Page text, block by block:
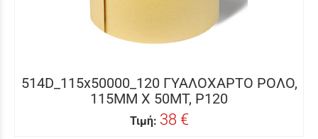
514D_115x50000_120 ΓΥΑΛΟΧΑΡΤΟ ΡΟΛΟ,
115MM X 50MΤ, P120
Τιμή: 38 €